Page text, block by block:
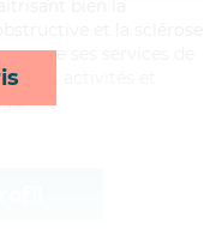
ses services de
activités et